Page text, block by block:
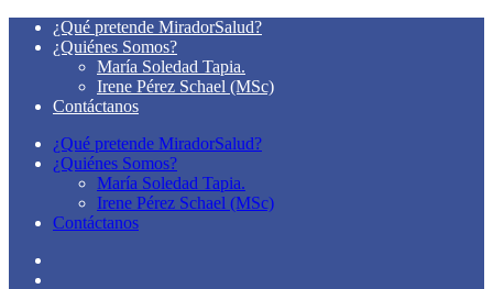
¿Qué pretende MiradorSalud?
¿Quiénes Somos?
María Soledad Tapia.
Irene Pérez Schael (MSc)
Contáctanos
¿Qué pretende MiradorSalud?
¿Quiénes Somos?
María Soledad Tapia.
Irene Pérez Schael (MSc)
Contáctanos